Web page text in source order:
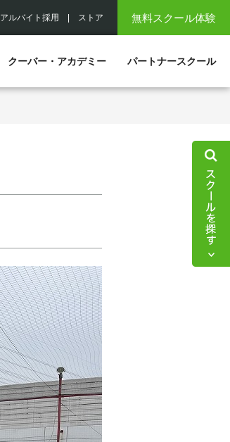
無料スクール体験
アルバイト採用 ストア
クーバー・アカデミー パートナースクール